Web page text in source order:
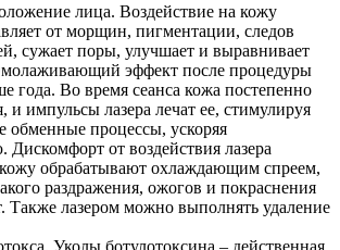
лица. Воздействие на кожу
от морщин, пигментации, следов
сужает поры, улучшает и выравнивает
эффект после процедуры
года. Во время сеанса кожа постепенно
и импульсы лазера лечат ее, стимулируя
обменные процессы, ускоряя
Дискомфорт от воздействия лазера
обрабатывают охлаждающим спреем,
раздражения, ожогов и покраснения
Также лазером можно выполнять удаление
Уколы ботулотоксина – действенная